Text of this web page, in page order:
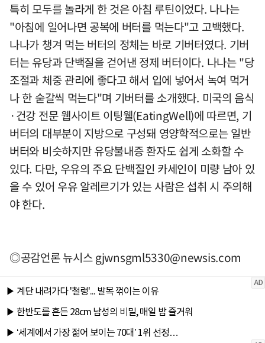
특히 모두를 놀라게 한 것은 아침 루틴이었다. 나나는
"아침에 일어나면 공복에 버터를 먹는다"고 고백했다.
나나가 챙겨 먹는 버터의 정체는 바로 기버터였다. 기버
터는 유당과 단백질을 걷어낸 정제 버터이다. 나나는 "당
조절과 체중 관리에 좋다고 해서 입에 넣어서 녹여 먹거
나 한 숟갈씩 먹는다"며 기버터를 소개했다. 미국의 음식
·건강 전문 웹사이트 이팅웰(EatingWell)에 따르면, 기
버터의 대부분이 지방으로 구성돼 영양학적으로는 일반
버터와 비슷하지만 유당불내증 환자도 쉽게 소화할 수
있다. 다만, 우유의 주요 단백질인 카세인이 미량 남아 있
을 수 있어 우유 알레르기가 있는 사람은 섭취 시 주의해
야 한다.
◎공감언론 뉴시스gjwnsgml5330@newsis.com